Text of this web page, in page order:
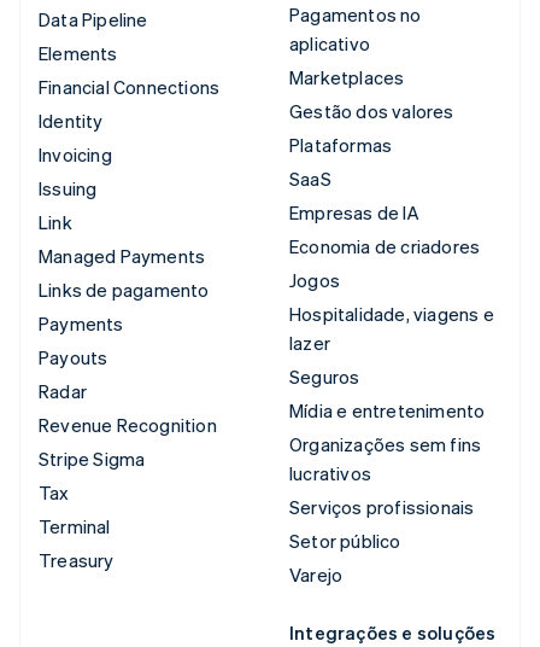
Data Pipeline
Elements
Financial Connections
Identity
Invoicing
Issuing
Link
Managed Payments
Links de pagamento
Payments
Payouts
Radar
Revenue Recognition
Stripe Sigma
Tax
Terminal
Treasury
Pagamentos no
aplicativo
Marketplaces
Gestão dos valores
Plataformas
SaaS
Empresas de IA
Economia de criadores
Jogos
Hospitalidade, viagens e
lazer
Seguros
Mídia e entretenimento
Organizações sem fins
lucrativos
Serviços profissionais
Setor público
Varejo
Integrações e soluções